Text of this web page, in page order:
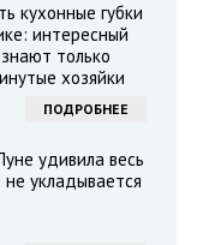
кухонные губки
интересный
только
хозяйки
ПОДРОБНЕЕ
удивила весь
не укладывается